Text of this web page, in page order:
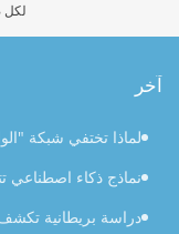
آخر
لماذا تختفي شبكة
نماذج ذكاء اصطناعي
دراسة بريطانية تكشف